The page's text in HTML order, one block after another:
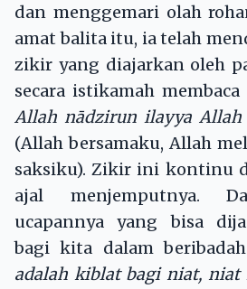
dan menggemari olah
amat balita itu, ia telah
zikir yang diajarkan oleh
secara istikamah
Allah nādzirun ilayya Allah
(Allah bersamaku, Allah
saksiku). Zikir ini kontinu
ajal menjemputnya.
ucapannya yang bisa
bagi kita dalam
adalah kiblat bagi niat,